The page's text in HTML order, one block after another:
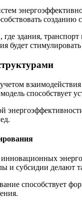
здания,
будет
способствует
и субсидии делают
способствует